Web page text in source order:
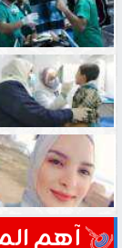
آهم